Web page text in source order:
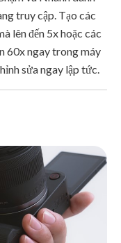
truy cập. Tạo các
lên đến 5x hoặc các
60x ngay trong máy
sửa ngay lập tức.